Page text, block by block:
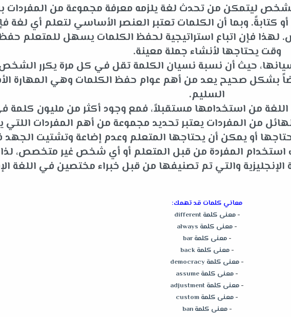
ليتمكن من تحدث لغة يلزمه معرفة مجموعة من المفردات
كتابةً. وبما أن الكلمات تعتبر العنصر الأساسي لتعلم أي
لهذا فإن اتباع استراتيجية لحفظ الكلمات يسهل للمتعلم
وقت يحتاجها لأنشاء جملة معينة.
حيث أن نسبة نسيان الكلمة تقل في كل مرة يكرر
بشكل صحيح يعد من أهم عوام حفظ الكلمات وهي المهارة
السليم.
من استخدامها مستقبلاً، فمع وجود أكثر من مليون كلمة في
من المفردات يعتبر تحديد مجموعة من أهم المفردات اللتي
أو يمكن أن يحتاجها المتعلم وعدم إضاعة وتشتيت الجهد
استخدام المفردة من قبل المتعلم أو أي شخص غير متخصص،
والتي تم تصنيفها من قبل خبراء مختصين في اللغة
معاني كلمات قد تهمك:
-معنى كلمة different
- معنى كلمة always
-معنى كلمة bar
-معنى كلمة back
- معنى كلمة democracy
- معنى كلمة assume
- معنى كلمة adjustment
- معنى كلمة custom
-معنى كلمة ban